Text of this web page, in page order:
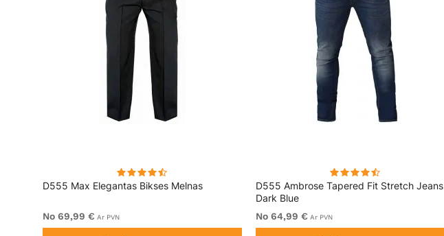
D555 Max Elegantas Bikses Melnas
No 69,99 € Ar PVN
D555 Ambrose Tapered Fit Stretch Jeans
Dark Blue
No 64,99 € Ar PVN